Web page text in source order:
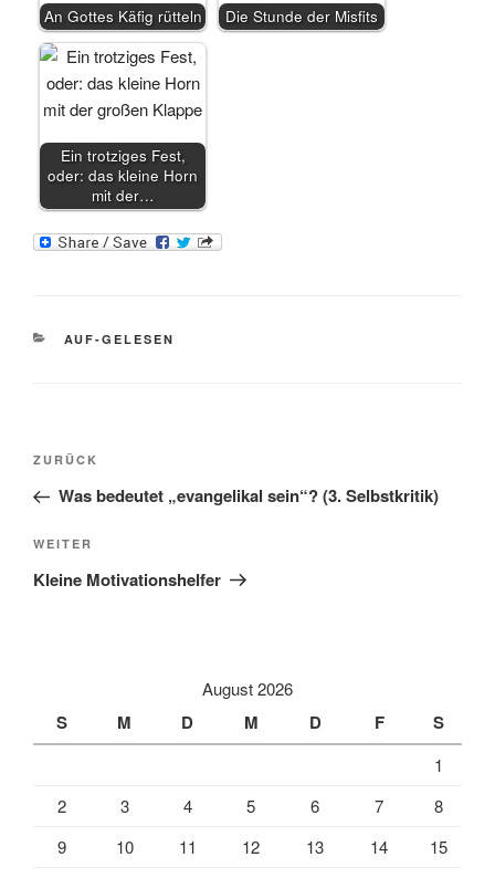
An Gottes Käfig rütteln Die Stunde der Misfits
Ein trotziges Fest,
oder: das kleine Horn
mit der…
KATEGORIEN
AUF-GELESEN
Beitragsnavigation
Vorheriger
Beitrag
ZURÜCK
Was bedeutet „evangelikal sein“? (3. Selbstkritik)
Nächster
Beitrag
WEITER
Kleine Motivationshelfer
August 2026
S M D M D F S
1
2
3 4 5 6 7
8
9
10 11 12 13 14
15